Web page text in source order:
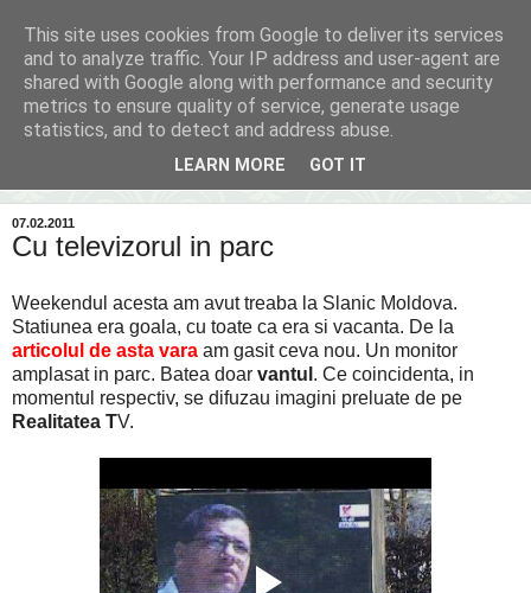
Inima Bacăului
Din inima Bacăului...spre inima ta...
07.02.2011
Cu televizorul in parc
Weekendul acesta am avut treaba la Slanic Moldova.
Statiunea era goala, cu toate ca era si vacanta. De la
articolul de asta vara am gasit ceva nou. Un monitor
amplasat in parc. Batea doar vantul . Ce coincidenta, in
momentul respectiv, se difuzau imagini preluate de pe
Realitatea TV.
This site uses cookies from Google to deliver its services
and to analyze traffic. Your IP address and user-agent are
shared with Google along with performance and security
metrics to ensure quality of service, generate usage
statistics, and to detect and address abuse.
LEARN MORE GOT IT